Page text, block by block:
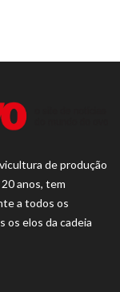
de produção
anos, tem
a todos os
os elos da cadeia